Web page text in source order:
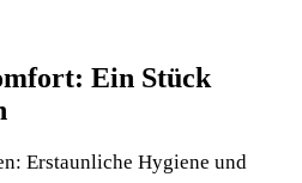
Ein Stück
Erstaunliche Hygiene und